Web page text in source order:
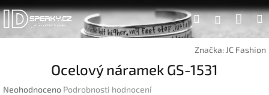
Přejít
na
obsah
Hledat
Značka: JC Fashion
Ocelový náramek GS-1531
Průměrné
Neohodnoceno Podrobnosti hodnocení